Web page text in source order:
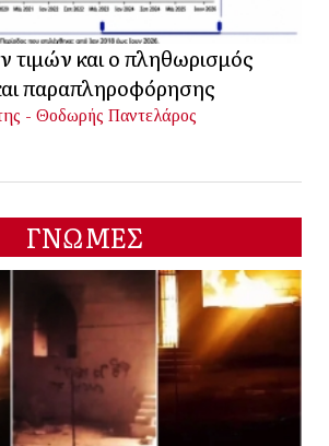
τιμών και ο πληθωρισμός
παραπληροφόρησης
- Θοδωρής Παντελάρος
ΓΝΩΜΕΣ